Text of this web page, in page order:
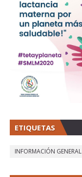
ETIQUETAS
INFORMACIÓN GENERAL